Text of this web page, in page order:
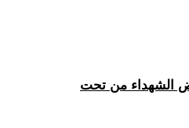
الشهداء من تحت